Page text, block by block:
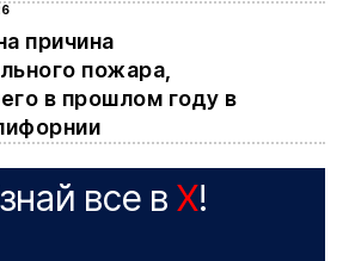
причина
пожара,
в прошлом году в
все в X!